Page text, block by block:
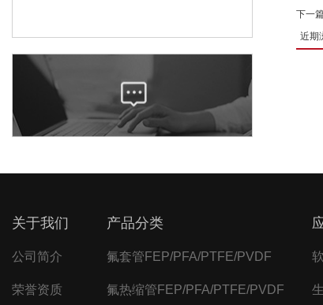
下一
近期
关于我们
公司简介
荣誉资质
产品分类
氟套管FEP/PFA/PTFE/PVDF
氟热缩管FEP/PFA/PTFE/PVDF